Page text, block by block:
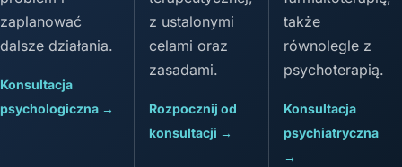
zaplanować
dalsze działania.
Konsultacja
psychologiczna →
z ustalonymi
celami oraz
zasadami.
Rozpocznij od
konsultacji →
także
równolegle z
psychoterapią.
Konsultacja
psychiatryczna
→